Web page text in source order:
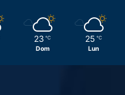
23 ℃
Dom
25 ℃
Lun